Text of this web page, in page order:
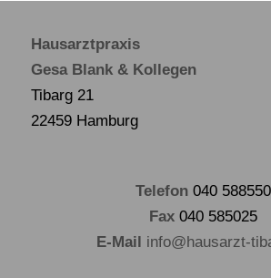
Hausarztpraxis
Gesa Blank & Kollegen
Tibarg 21
22459 Hamburg
Telefon 040 588550
Fax 040 585025
E-Mail
info@hausarzt-